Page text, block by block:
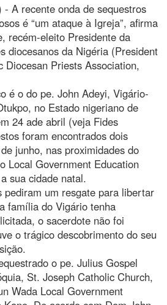
A recente onda de sequestros
é “um ataque à Igreja”, afirma
recém-eleito Presidente da
diocesanos da Nigéria (President
Diocesan Priests Association,
é o do pe. John Adeyi, Vigário-
no Estado nigeriano de
24 ade abril (veja Fides
foram encontrados dois
junho, nas proximidades do
Local Government Education
sua cidade natal.
pediram um resgate para libertar
família do Vigário tenha
o sacerdote não foi
o trágico descobrimento do seu
o pe. Julius Gospel
St. Joseph Catholic Church,
Wada Local Government